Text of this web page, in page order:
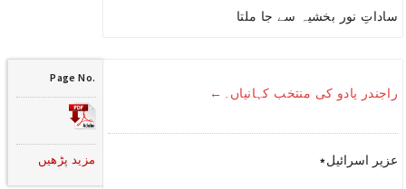
ساداتِ نور بخشیہ سے جا ملتا
راجندر یادو کی منتخب کہانیاں۔←
عزیر اسرائیل٭
Page No.
مزید پڑھیں